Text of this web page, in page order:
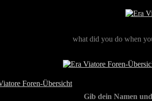
what did you do when
Foren-Übersicht
Gib dein Namen